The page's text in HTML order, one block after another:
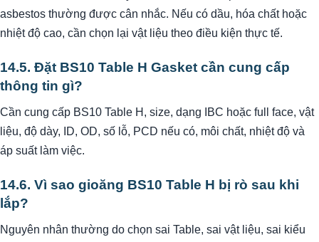
asbestos thường được cân nhắc. Nếu có dầu, hóa chất hoặc
nhiệt độ cao, cần chọn lại vật liệu theo điều kiện thực tế.
14.5. Đặt BS10 Table H Gasket cần cung cấp
thông tin gì?
Cần cung cấp BS10 Table H, size, dạng IBC hoặc full face, vật
liệu, độ dày, ID, OD, số lỗ, PCD nếu có, môi chất, nhiệt độ và
áp suất làm việc.
14.6. Vì sao gioăng BS10 Table H bị rò sau khi
lắp?
Nguyên nhân thường do chọn sai Table, sai vật liệu, sai kiểu